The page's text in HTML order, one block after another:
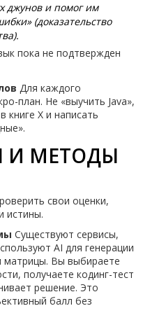
джунов и помог им
(доказательство
пока не подтвержден
Для каждого
план. Не «выучить Java»,
книге X и написать
И МЕТОДЫ
свои оценки,
истины.
Существуют сервисы,
AI для генерации
матрицы. Вы выбираете
получаете кодинг-тест
решение. Это
балл без